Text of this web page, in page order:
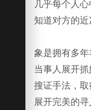
几乎每个人
知道对方的
象是拥有多
当事人展开
搜证手法，
展开完美的